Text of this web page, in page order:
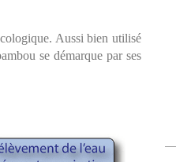
Aussi bien utilisé
se démarque par ses